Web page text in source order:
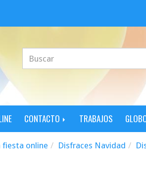
CONTACTO TRABAJOS
fiesta online Disfraces Navidad